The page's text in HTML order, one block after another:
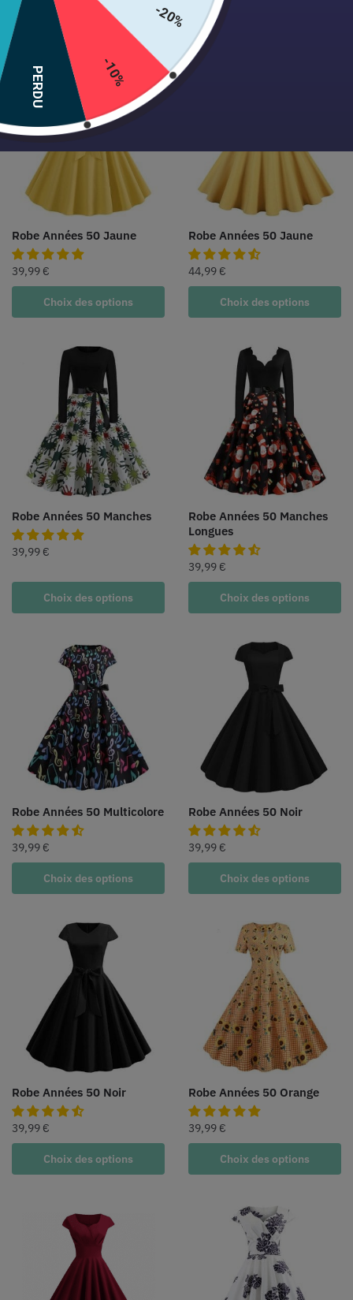
Choix des options
Robe Années 50 Jaune
39,99 €
Choix des options
Robe Années 50 Jaune
44,99 €
Choix des options
Robe Années 50 Manches
39,99 €
Choix des options
Robe Années 50 Manches
Longues
39,99 €
Choix des options
Robe Années 50 Multicolore
39,99 €
Choix des options
Robe Années 50 Noir
39,99 €
Choix des options
Robe Années 50 Noir
39,99 €
Choix des options
Robe Années 50 Orange
39,99 €
Choix des options
-20%
-10%
PERDU